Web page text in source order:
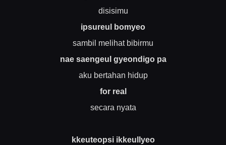
disisimu
ipsureul bomyeo
sambil melihat bibirmu
nae saengeul gyeondigo pa
aku bertahan hidup
for real
secara nyata
kkeuteopsi ikkeullyeo